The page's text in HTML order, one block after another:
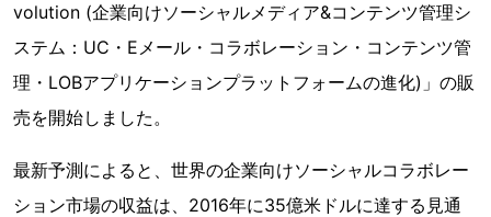
volution (企業向けソーシャルメディア&コンテンツ管理シ
ステム：UC・Eメール・コラボレーション・コンテンツ管
理・LOBアプリケーションプラットフォームの進化)」の販
売を開始しました。
最新予測によると、世界の企業向けソーシャルコラボレー
ション市場の収益は、2016年に35億米ドルに達する見通